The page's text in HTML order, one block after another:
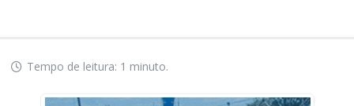
Tempo de leitura: 1 minuto.